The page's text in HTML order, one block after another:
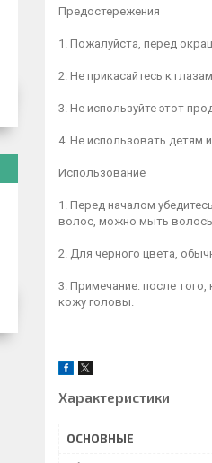
Предостережения
1. Пожалуйста, перед
2. Не прикасайтесь к
3. Не используйте этот
4. Не использовать детям
Использование
1. Перед началом
волос, можно мыть
2. Для черного цвета,
3. Примечание: после того,
кожу головы.
Характеристики
ОСНОВНЫЕ